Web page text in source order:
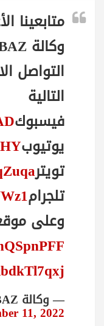
متابعينا
التواصل
التالية
فيسبوك
يوتيوب
تويتر
تلجرام
وعلى
— وكالة BAZ الاخبارية (@baznewz)
11, 2022